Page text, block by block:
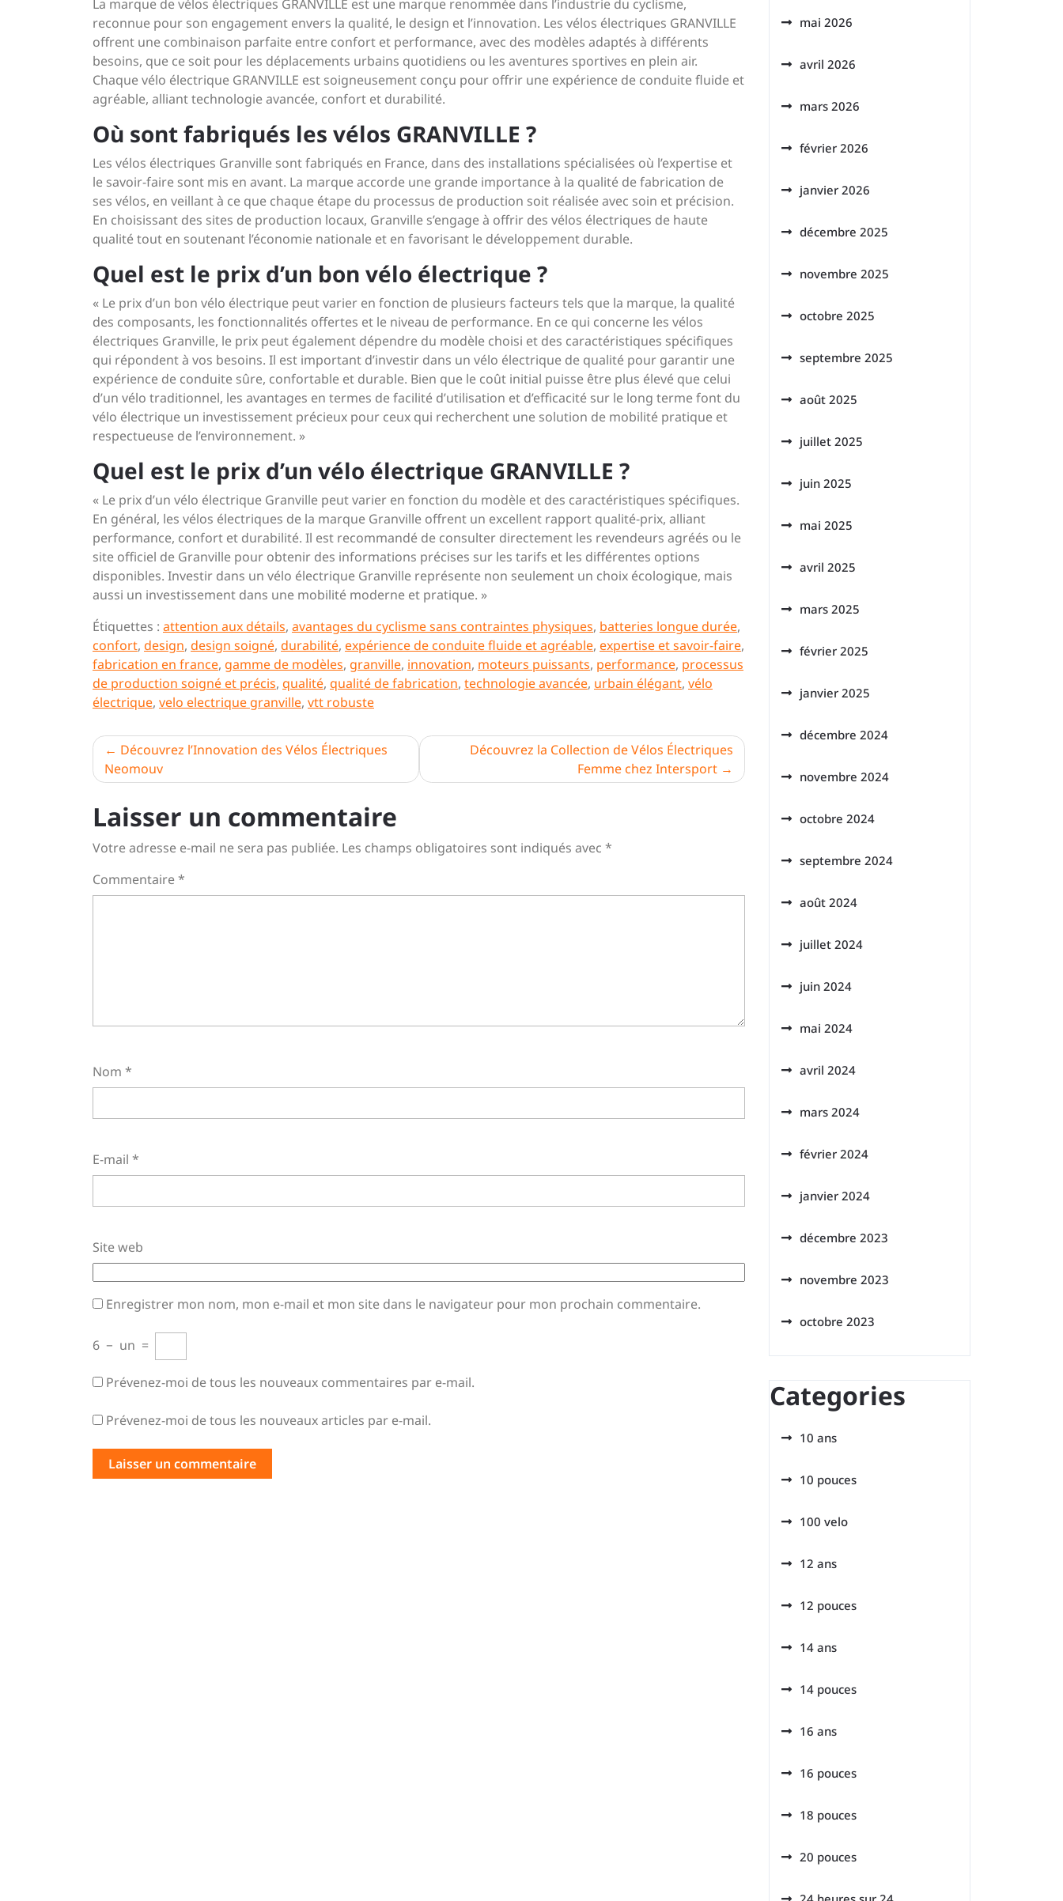
La marque de vélos électriques GRANVILLE est une marque renommée dans l’industrie du cyclisme,
reconnue pour son engagement envers la qualité, le design et l’innovation. Les vélos électriques GRANVILLE
offrent une combinaison parfaite entre confort et performance, avec des modèles adaptés à différents
besoins, que ce soit pour les déplacements urbains quotidiens ou les aventures sportives en plein air.
Chaque vélo électrique GRANVILLE est soigneusement conçu pour offrir une expérience de conduite fluide et
agréable, alliant technologie avancée, confort et durabilité.
Où sont fabriqués les vélos GRANVILLE ?
Les vélos électriques Granville sont fabriqués en France, dans des installations spécialisées où l’expertise et
le savoir-faire sont mis en avant. La marque accorde une grande importance à la qualité de fabrication de
ses vélos, en veillant à ce que chaque étape du processus de production soit réalisée avec soin et précision.
En choisissant des sites de production locaux, Granville s’engage à offrir des vélos électriques de haute
qualité tout en soutenant l’économie nationale et en favorisant le développement durable.
Quel est le prix d’un bon vélo électrique ?
« Le prix d’un bon vélo électrique peut varier en fonction de plusieurs facteurs tels que la marque, la qualité
des composants, les fonctionnalités offertes et le niveau de performance. En ce qui concerne les vélos
électriques Granville, le prix peut également dépendre du modèle choisi et des caractéristiques spécifiques
qui répondent à vos besoins. Il est important d’investir dans un vélo électrique de qualité pour garantir une
expérience de conduite sûre, confortable et durable. Bien que le coût initial puisse être plus élevé que celui
d’un vélo traditionnel, les avantages en termes de facilité d’utilisation et d’efficacité sur le long terme font du
vélo électrique un investissement précieux pour ceux qui recherchent une solution de mobilité pratique et
respectueuse de l’environnement. »
Quel est le prix d’un vélo électrique GRANVILLE ?
« Le prix d’un vélo électrique Granville peut varier en fonction du modèle et des caractéristiques spécifiques.
En général, les vélos électriques de la marque Granville offrent un excellent rapport qualité-prix, alliant
performance, confort et durabilité. Il est recommandé de consulter directement les revendeurs agréés ou le
site officiel de Granville pour obtenir des informations précises sur les tarifs et les différentes options
disponibles. Investir dans un vélo électrique Granville représente non seulement un choix écologique, mais
aussi un investissement dans une mobilité moderne et pratique. »
Étiquettes : attention aux détails, avantages du cyclisme sans contraintes physiques, batteries longue durée,
confort, design, design soigné, durabilité, expérience de conduite fluide et agréable, expertise et savoir-faire,
fabrication en france, gamme de modèles, granville, innovation, moteurs puissants, performance, processus
de production soigné et précis, qualité, qualité de fabrication, technologie avancée, urbain élégant, vélo
électrique, velo electrique granville, vtt robuste
Navigation
de
l’article
Découvrez l’Innovation des Vélos Électriques
Neomouv
Découvrez la Collection de Vélos Électriques
Femme chez Intersport
Laisser un commentaire
Votre adresse e-mail ne sera pas publiée. Les champs obligatoires sont indiqués avec *
Commentaire*
Nom *
E-mail *
Site web
Enregistrer mon nom, mon e-mail et mon site dans le navigateur pour mon prochain commentaire.
6 − un =
Prévenez-moi de tous les nouveaux commentaires par e-mail.
Prévenez-moi de tous les nouveaux articles par e-mail.
mai 2026
avril 2026
mars 2026
février 2026
janvier 2026
décembre 2025
novembre 2025
octobre 2025
septembre 2025
août 2025
juillet 2025
juin 2025
mai 2025
avril 2025
mars 2025
février 2025
janvier 2025
décembre 2024
novembre 2024
octobre 2024
septembre 2024
août 2024
juillet 2024
juin 2024
mai 2024
avril 2024
mars 2024
février 2024
janvier 2024
décembre 2023
novembre 2023
octobre 2023
Categories
10 ans
10 pouces
100 velo
12 ans
12 pouces
14 ans
14 pouces
16 ans
16 pouces
18 pouces
20 pouces